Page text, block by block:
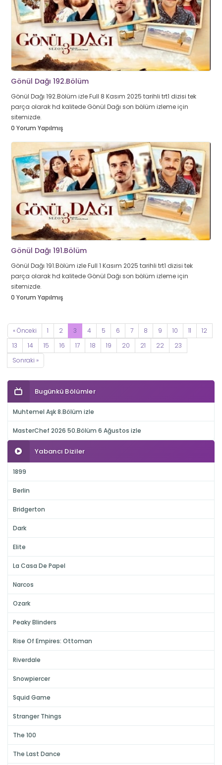
Gönül Dağı 192.Bölüm
Gönül Dağı 192.Bölüm izle Full 8 Kasım 2025 tarihli trt1 dizisi tek
parça olarak hd kalitede Gönül Dağı son bölüm izleme için
sitemizde.
0 Yorum Yapılmış
Gönül Dağı 191.Bölüm
Gönül Dağı 191.Bölüm izle Full 1 Kasım 2025 tarihli trt1 dizisi tek
parça olarak hd kalitede Gönül Dağı son bölüm izleme için
sitemizde.
0 Yorum Yapılmış
« Önceki 1 2 3 4 5 6 7 8 9 10 11
12
13
14 15 16 17 18 19 20 21 22
23
Sonraki »
Bugünkü Bölümler
Muhtemel Aşk 8.Bölüm izle
MasterChef 2026 50.Bölüm 6 Ağustos izle
Yabancı Diziler
1899
Berlin
Bridgerton
Dark
Elite
La Casa De Papel
Narcos
Ozark
Peaky Blinders
Rise Of Empires: Ottoman
Riverdale
Snowpiercer
Squid Game
Stranger Things
The 100
The Last Dance